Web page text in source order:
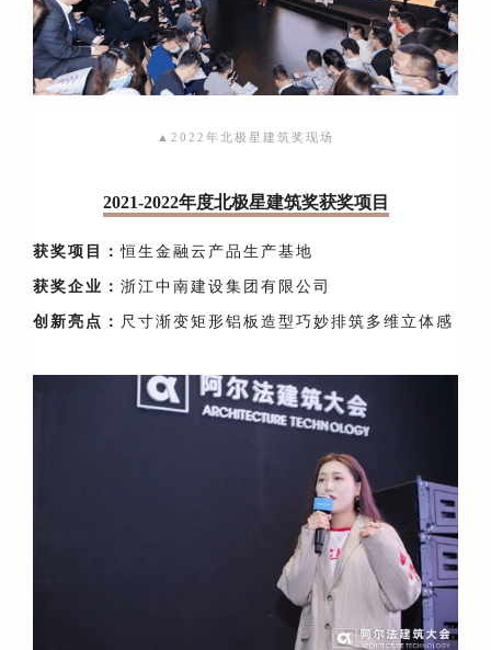
▲2022年北极星建筑奖现场
2021-2022年度北极星建筑奖获奖项目
获奖项目：恒生金融云产品生产基地
获奖企业： 浙江中南建设集团有限公司
创新亮点： 尺寸渐变矩形铝板造型巧妙排筑多维立体感